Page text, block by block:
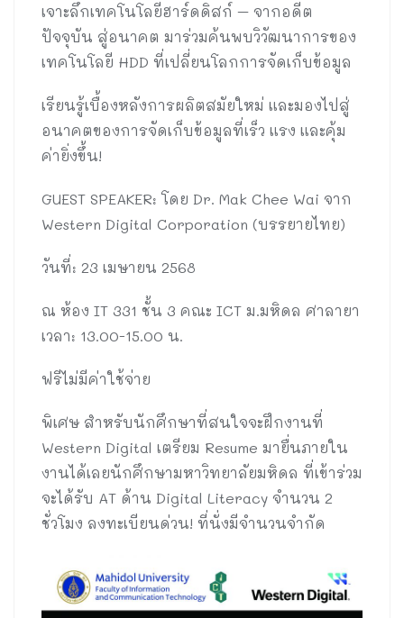
เจาะลึกเทคโนโลยีฮาร์ดดิสก์ – จากอดีต
ปัจจุบัน สู่อนาคต มาร่วมค้นพบวิวัฒนาการของ
เทคโนโลยี HDD ที่เปลี่ยนโลกการจัดเก็บข้อมูล
เรียนรู้เบื้องหลังการผลิตสมัยใหม่ และมองไปสู่
อนาคตของการจัดเก็บข้อมูลที่เร็ว แรง และคุ้ม
ค่ายิ่งขึ้น!
GUEST SPEAKER: โดย Dr. Mak Chee Wai จาก
Western Digital Corporation (บรรยายไทย)
วันที่: 23 เมษายน 2568
ณ ห้อง IT 331 ชั้น 3 คณะ ICT ม.มหิดล ศาลายา
เวลา: 13.00-15.00 น.
ฟรีไม่มีค่าใช้จ่าย
พิเศษ สำหรับนักศึกษาที่สนใจจะฝึกงานที่
Western Digital เตรียม Resume มายื่นภายใน
งานได้เลยนักศึกษามหาวิทยาลัยมหิดล ที่เข้าร่วม
จะได้รับ AT ด้าน Digital Literacy จำนวน 2
ชั่วโมง ลงทะเบียนด่วน! ที่นั่งมีจำนวนจำกัด